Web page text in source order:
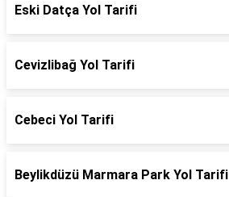
Eski Datça Yol Tarifi
Cevizlibağ Yol Tarifi
Cebeci Yol Tarifi
Beylikdüzü Marmara Park Yol Tarifi